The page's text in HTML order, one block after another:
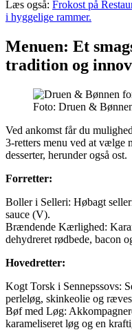
Læs også: Frokost på
i hyggelige rammer.
Menuen: Et
tradition og
Foto: Druen &
Ved ankomst får du
3-retters menu ved at vælge
desserter, herunder også ost.
Forretter:
Boller i Selleri: Høbagt
sauce (V).
Brændende Kærlighed:
dehydreret rødbede, bacon
Hovedretter:
Kogt Torsk i Sennepssovs:
perleløg, skinkeolie og
Bøf med Løg:
karameliseret løg og en